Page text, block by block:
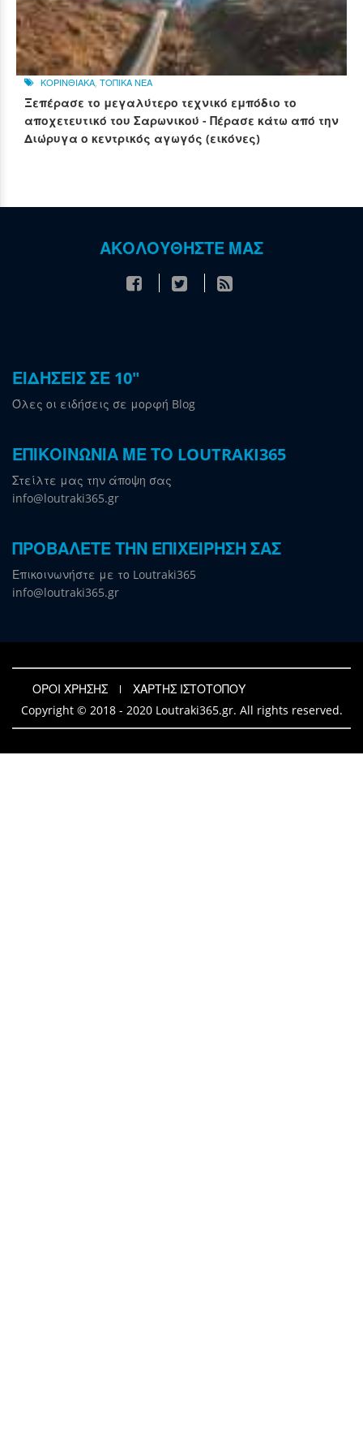
ΚΟΡΙΝΘΙΑΚΑ, ΤΟΠΙΚΑ ΝΕΑ
Ξεπέρασε το μεγαλύτερο τεχνικό εμπόδιο το
αποχετευτικό του Σαρωνικού - Πέρασε κάτω από την
Διώρυγα ο κεντρικός αγωγός (εικόνες)
ΑΚΟΛΟΥΘΗΣΤΕ ΜΑΣ
ΕΙΔΗΣΕΙΣ ΣΕ 10"
Όλες οι ειδήσεις σε μορφή Blog
ΕΠΙΚΟΙΝΩΝΙΑ ΜΕ ΤΟ LOUTRAKI365
Στείλτε μας την άποψη σας
info@loutraki365.gr
ΠΡΟΒΑΛΕΤΕ ΤΗΝ ΕΠΙΧΕΙΡΗΣΗ ΣΑΣ
Επικοινωνήστε με το Loutraki365
info@loutraki365.gr
ΟΡΟΙ ΧΡΗΣΗΣ
ΧΑΡΤΗΣ ΙΣΤΟΤΟΠΟΥ
Copyright © 2018 - 2020 Loutraki365.gr. All rights reserved.